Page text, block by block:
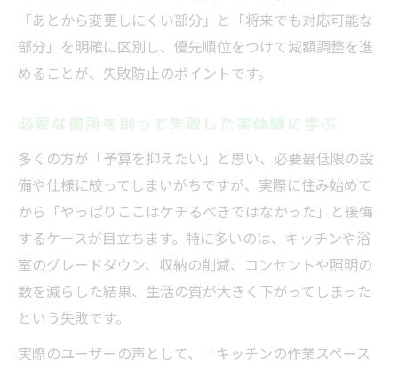
「あとから変更しにくい部分」と「将来でも対応可能な
部分」を明確に区別し、優先順位をつけて減額調整を進
めることが、失敗防止のポイントです。
必要な箇所を削って失敗した実体験に学ぶ
多くの方が「予算を抑えたい」と思い、必要最低限の設
備や仕様に絞ってしまいがちですが、実際に住み始めて
から「やっぱりここはケチるべきではなかった」と後悔
するケースが目立ちます。特に多いのは、キッチンや浴
室のグレードダウン、収納の削減、コンセントや照明の
数を減らした結果、生活の質が大きく下がってしまった
という失敗です。
実際のユーザーの声として、「キッチンの作業スペース